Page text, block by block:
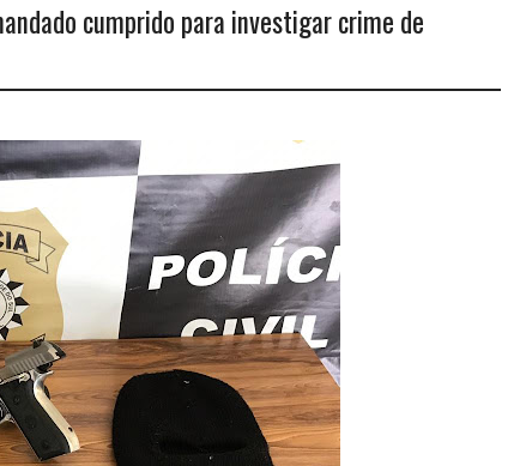
cumprido para investigar crime de